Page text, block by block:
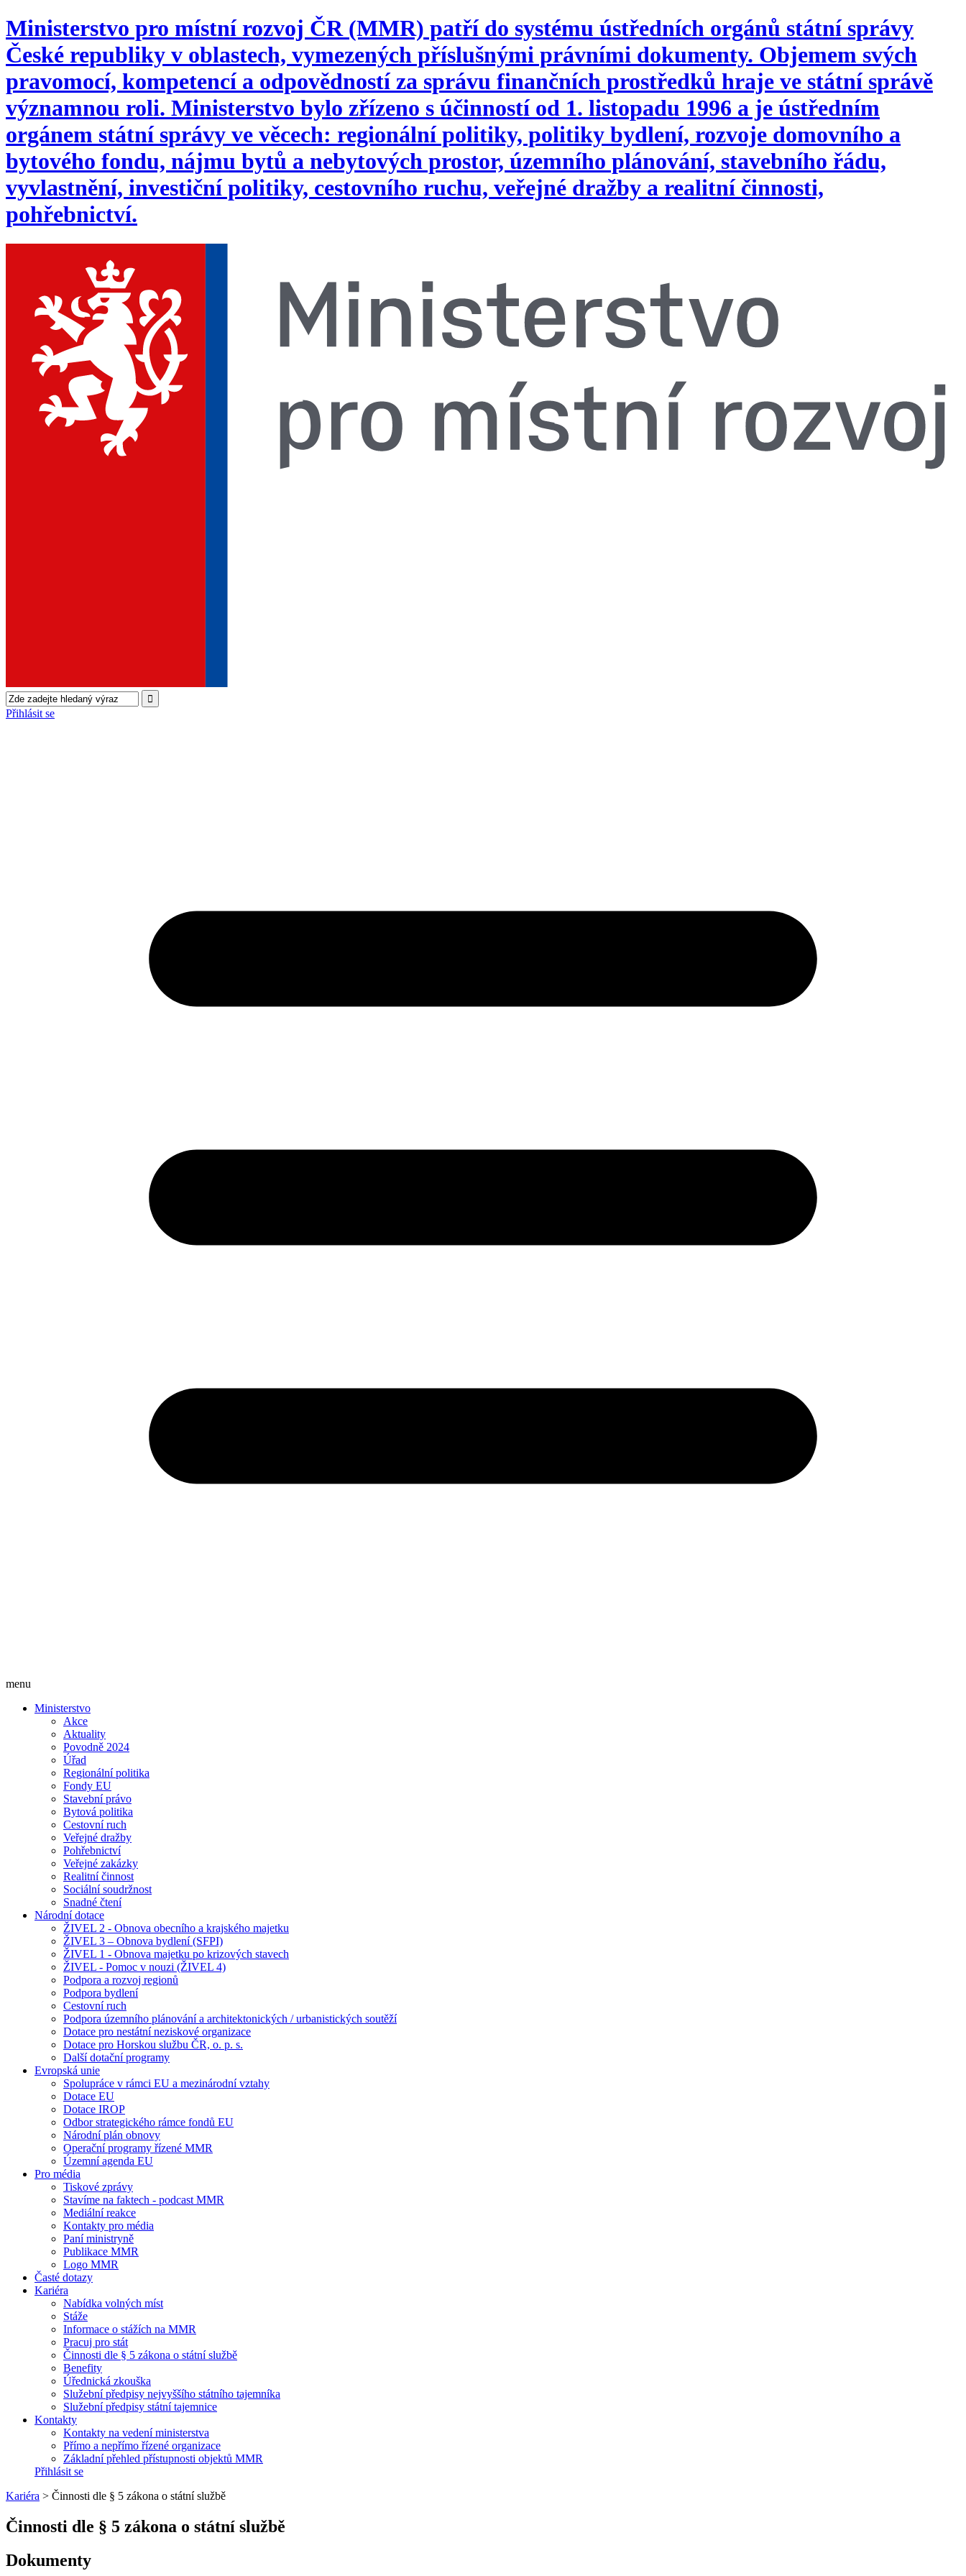
Ministerstvo pro místní rozvoj ČR (MMR) patří do systému ústředních orgánů státní správy
České republiky v oblastech, vymezených příslušnými právními dokumenty. Objemem svých
pravomocí, kompetencí a odpovědností za správu finančních prostředků hraje ve státní správě
významnou roli. Ministerstvo bylo zřízeno s účinností od 1. listopadu 1996 a je ústředním
orgánem státní správy ve věcech: regionální politiky, politiky bydlení, rozvoje domovního a
bytového fondu, nájmu bytů a nebytových prostor, územního plánování, stavebního řádu,
vyvlastnění, investiční politiky, cestovního ruchu, veřejné dražby a realitní činnosti,
pohřebnictví.
Přihlásit se
menu
Ministerstvo
Akce
Aktuality
Povodně 2024
Úřad
Regionální politika
Fondy EU
Stavební právo
Bytová politika
Cestovní ruch
Veřejné dražby
Pohřebnictví
Veřejné zakázky
Realitní činnost
Sociální soudržnost
Snadné čtení
Národní dotace
ŽIVEL 2 - Obnova obecního a krajského majetku
ŽIVEL 3 – Obnova bydlení (SFPI)
ŽIVEL 1 - Obnova majetku po krizových stavech
ŽIVEL - Pomoc v nouzi (ŽIVEL 4)
Podpora a rozvoj regionů
Podpora bydlení
Cestovní ruch
Podpora územního plánování a architektonických / urbanistických soutěží
Dotace pro nestátní neziskové organizace
Dotace pro Horskou službu ČR, o. p. s.
Další dotační programy
Evropská unie
Spolupráce v rámci EU a mezinárodní vztahy
Dotace EU
Dotace IROP
Odbor strategického rámce fondů EU
Národní plán obnovy
Operační programy řízené MMR
Územní agenda EU
Pro média
Tiskové zprávy
Stavíme na faktech - podcast MMR
Mediální reakce
Kontakty pro média
Paní ministryně
Publikace MMR
Logo MMR
Časté dotazy
Kariéra
Nabídka volných míst
Stáže
Informace o stážích na MMR
Pracuj pro stát
Činnosti dle § 5 zákona o státní službě
Benefity
Úřednická zkouška
Služební předpisy nejvyššího státního tajemníka
Služební předpisy státní tajemnice
Kontakty
Kontakty na vedení ministerstva
Přímo a nepřímo řízené organizace
Základní přehled přístupnosti objektů MMR
Přihlásit se
Kariéra > Činnosti dle § 5 zákona o státní službě
Činnosti dle § 5 zákona o státní službě
Dokumenty